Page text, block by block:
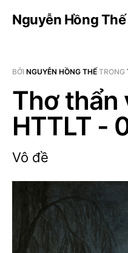
Nguyễn Hồng
BỞI NGUYỄN HỒNG THẾ TRONG
Thơ thẩn
HTTLT -
Vô đề